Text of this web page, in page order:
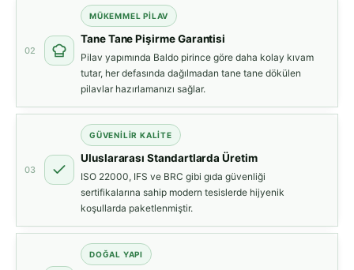
02
MÜKEMMEL PILAV
Tane Tane Pişirme Garantisi
Pilav yapımında Baldo pirince göre daha kolay kıvam
tutar, her defasında dağılmadan tane tane dökülen
pilavlar hazırlamanızı sağlar.
03
GÜVENILIR KALITE
Uluslararası Standartlarda Üretim
ISO 22000, IFS ve BRC gibi gıda güvenliği
sertifikalarına sahip modern tesislerde hijyenik
koşullarda paketlenmiştir.
DOĞAL YAPI